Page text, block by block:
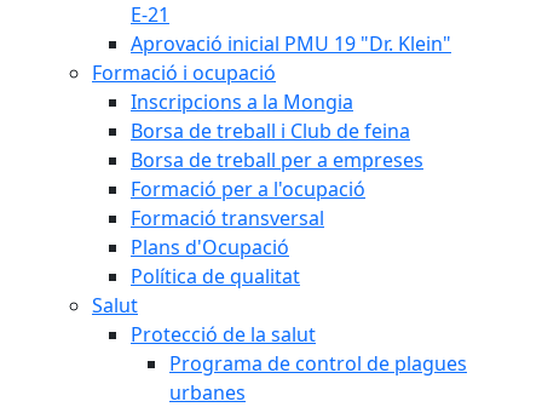
E-21
Aprovació inicial PMU 19 "Dr. Klein"
Formació i ocupació
Inscripcions a la Mongia
Borsa de treball i Club de feina
Borsa de treball per a empreses
Formació per a l'ocupació
Formació transversal
Plans d'Ocupació
Política de qualitat
Salut
Protecció de la salut
Programa de control de plagues
urbanes